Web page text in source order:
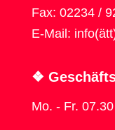
Fax: 02234 /
E-Mail:
❖
Mo. - Fr.